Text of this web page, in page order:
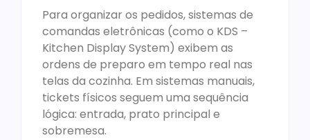
Para organizar os pedidos, sistemas de
comandas eletrônicas (como o KDS –
Kitchen Display System) exibem as
ordens de preparo em tempo real nas
telas da cozinha. Em sistemas manuais,
tickets físicos seguem uma sequência
lógica: entrada, prato principal e
sobremesa.